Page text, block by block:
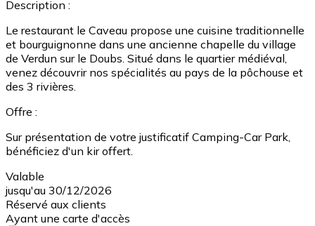
Description :
Le restaurant le Caveau propose une cuisine traditionnelle
et bourguignonne dans une ancienne chapelle du village
de Verdun sur le Doubs. Situé dans le quartier médiéval,
venez découvrir nos spécialités au pays de la pôchouse et
des 3 rivières.
Offre :
Sur présentation de votre justificatif Camping-Car Park,
bénéficiez d'un kir offert.
Valable
jusqu'au 30/12/2026
Réservé aux clients
Ayant une carte d'accès